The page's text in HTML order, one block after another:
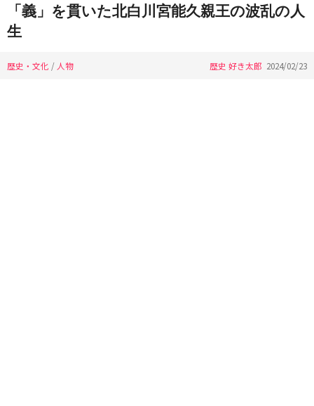
「義」を貫いた北白川宮能久親王の波乱の人
生
歴史・文化 / 人物 歴史 好き太郎 2024/02/23